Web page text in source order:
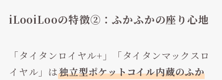
iLooiLooの特徴②：ふかふかの座り心地
「タイタンロイヤル+」「タイタンマックスロ
イヤル」は独立型ポケットコイル内蔵のふか